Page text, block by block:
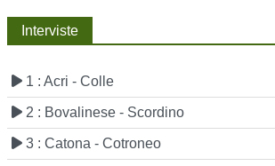
Interviste
1 : Acri - Colle
2 : Bovalinese - Scordino
3 : Catona - Cotroneo